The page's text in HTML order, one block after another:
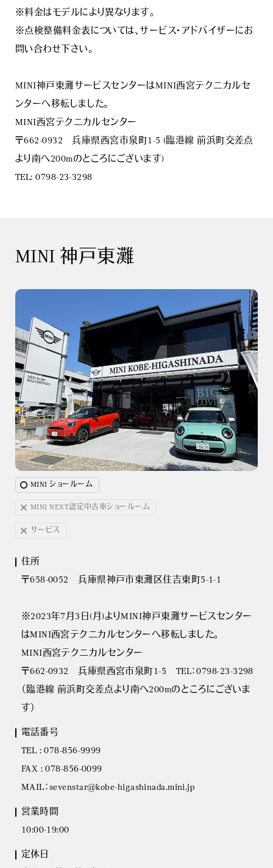
※料金はモデルにより異なります。
※点検整備料金表については、サービス・アドバイザーにお
問い合わせ下さい。
MINI神戸東灘サービスセンターはMINI西宮テクニカルセ
ンターへ移転しました。
MINI西宮テクニカルセンター
〒662-0932 兵庫県西宮市泉町1-5 (臨港線 前浜町交差点
より南へ200mのところにございます)
TEL: 0798-23-3298
MINI 神戸東灘
MINI ショールーム
MINI NEXT認定中古車ショールーム
サービス
住所
〒658-0052 兵庫県神戸市東灘区住吉東町5-1-1
※2023年7月3日(月)よりMINI神戸東灘サービスセンター
はMINI西宮テクニカルセンターへ移転しました。
MINI西宮テクニカルセンター
〒662-0932 兵庫県西宮市泉町1-5 TEL：0798-23-3298
（臨港線 前浜町交差点より南へ200mのところにございま
す）
電話番号
TEL : 078-856-9999
FAX : 078-856-0099
MAIL：sevenstar@kobe-higashinada.mini.jp
営業時間
10:00-19:00
定休日